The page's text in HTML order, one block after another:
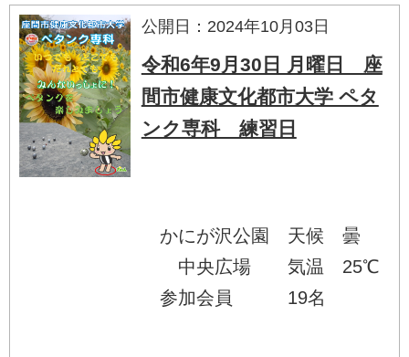
公開日：2024年10月03日
令和6年9月30日 月曜日 座
間市健康文化都市大学 ペタ
ンク専科 練習日
かにが沢公園 天候 曇
中央広場 気温 25℃
参加会員 19名